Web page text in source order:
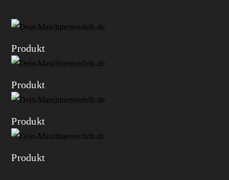
Produkt
Produkt
Produkt
Produkt